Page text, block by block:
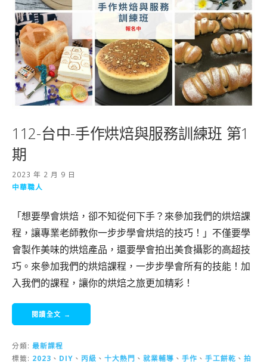
112-台中-手作烘焙與服務訓練班 第1
期
2023 年 2 月 9 日
中華職人
「想要學會烘焙，卻不知從何下手？來參加我們的烘焙課
程，讓專業老師教你一步步學會烘焙的技巧！」不僅要學
會製作美味的烘焙產品，還要學會拍出美食攝影的高超技
巧。來參加我們的烘焙課程，一步步學會所有的技能！加
入我們的課程，讓你的烘焙之旅更加精彩！
閱讀全文 →
分類: 最新課程
標籤: 2023 、 DIY 、 丙級 、 十大熱門 、 就業輔導 、 手作 、 手工餅乾 、 拍